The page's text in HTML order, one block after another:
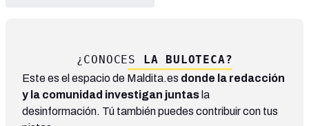
¿CONOCES LA BULOTECA?
Este es el espacio de Maldita.es donde la redacción
y la comunidad investigan juntas la
desinformación. Tú también puedes contribuir con tus